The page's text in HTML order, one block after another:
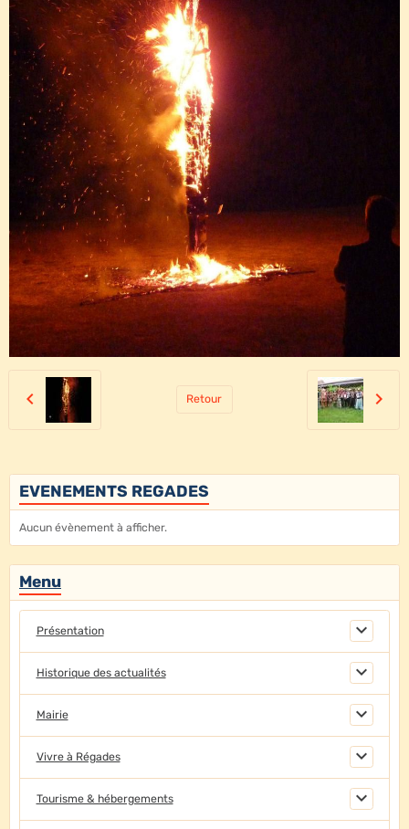
Retour
EVENEMENTS REGADES
Aucun évènement à afficher.
Menu
Présentation
Historique des actualités
Mairie
Vivre à Régades
Tourisme & hébergements